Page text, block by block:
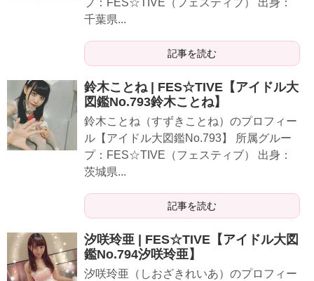
プ：FES☆TIVE（フェスティブ） 出身：
千葉県...
記事を読む
鈴木ことね | FES☆TIVE【アイドル大
図鑑No.793鈴木ことね】
鈴木ことね（すずきことね）のプロフィー
ル【アイドル大図鑑No.793】 所属グルー
プ：FES☆TIVE（フェスティブ） 出身：
茨城県...
記事を読む
汐咲玲亜 | FES☆TIVE【アイドル大図
鑑No.794汐咲玲亜】
汐咲玲亜（しおざきれいあ）のプロフィー